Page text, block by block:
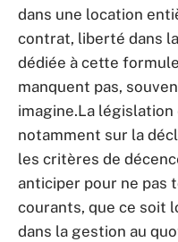
dans une location
contrat, liberté dans
dédiée à cette
manquent pas,
imagine.La
notamment sur la
les critères de
anticiper pour ne pas
courants, que ce soit
dans la gestion au